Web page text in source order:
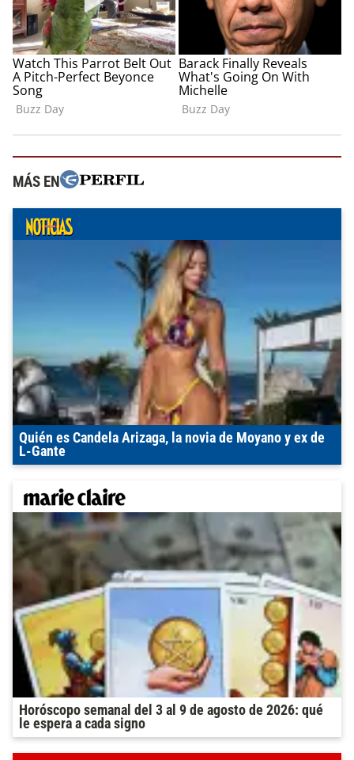
MÁS EN
Quién es Candela Arizaga, la novia de Moyano y ex de
L-Gante
Horóscopo semanal del 3 al 9 de agosto de 2026: qué
le espera a cada signo